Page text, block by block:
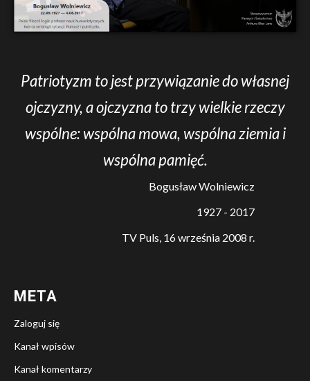
Patriotyzm to jest przywiązanie do własnej
ojczyzny, a ojczyzna to trzy wielkie rzeczy
wspólne: wspólna mowa, wspólna ziemia i
wspólna pamięć.
Bogusław Wolniewicz
1927 - 2017
TV Puls, 16 września 2008 r.
META
Zaloguj się
Kanał wpisów
Kanał komentarzy